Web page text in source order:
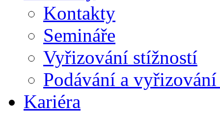
Kontakty
Semináře
Vyřizování stížností
Podávání a
Kariéra